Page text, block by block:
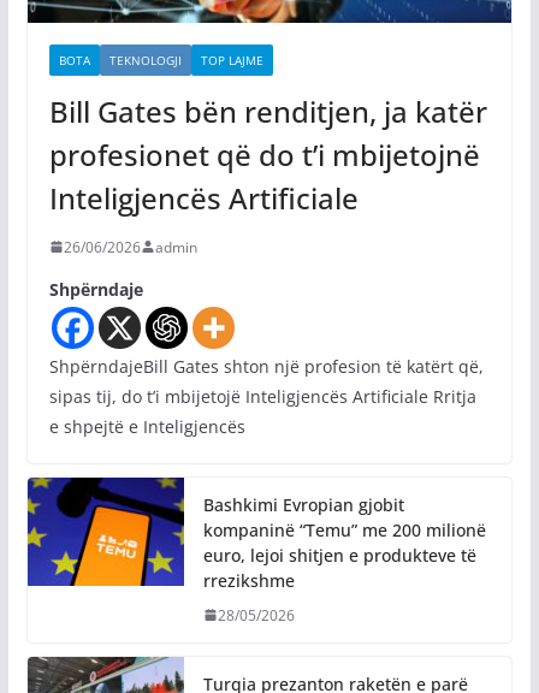
BOTA TEKNOLOGJI TOP LAJME
Bill Gates bën renditjen, ja katër
profesionet që do t’i mbijetojnë
Inteligjencës Artificiale
26/06/2026 admin
Shpërndaje
ShpërndajeBill Gates shton një profesion të katërt që,
sipas tij, do t’i mbijetojë Inteligjencës Artificiale Rritja
e shpejtë e Inteligjencës
Bashkimi Evropian gjobit
kompaninë “Temu” me 200 milionë
euro, lejoi shitjen e produkteve të
rrezikshme
28/05/2026
Turqia prezanton raketën e parë